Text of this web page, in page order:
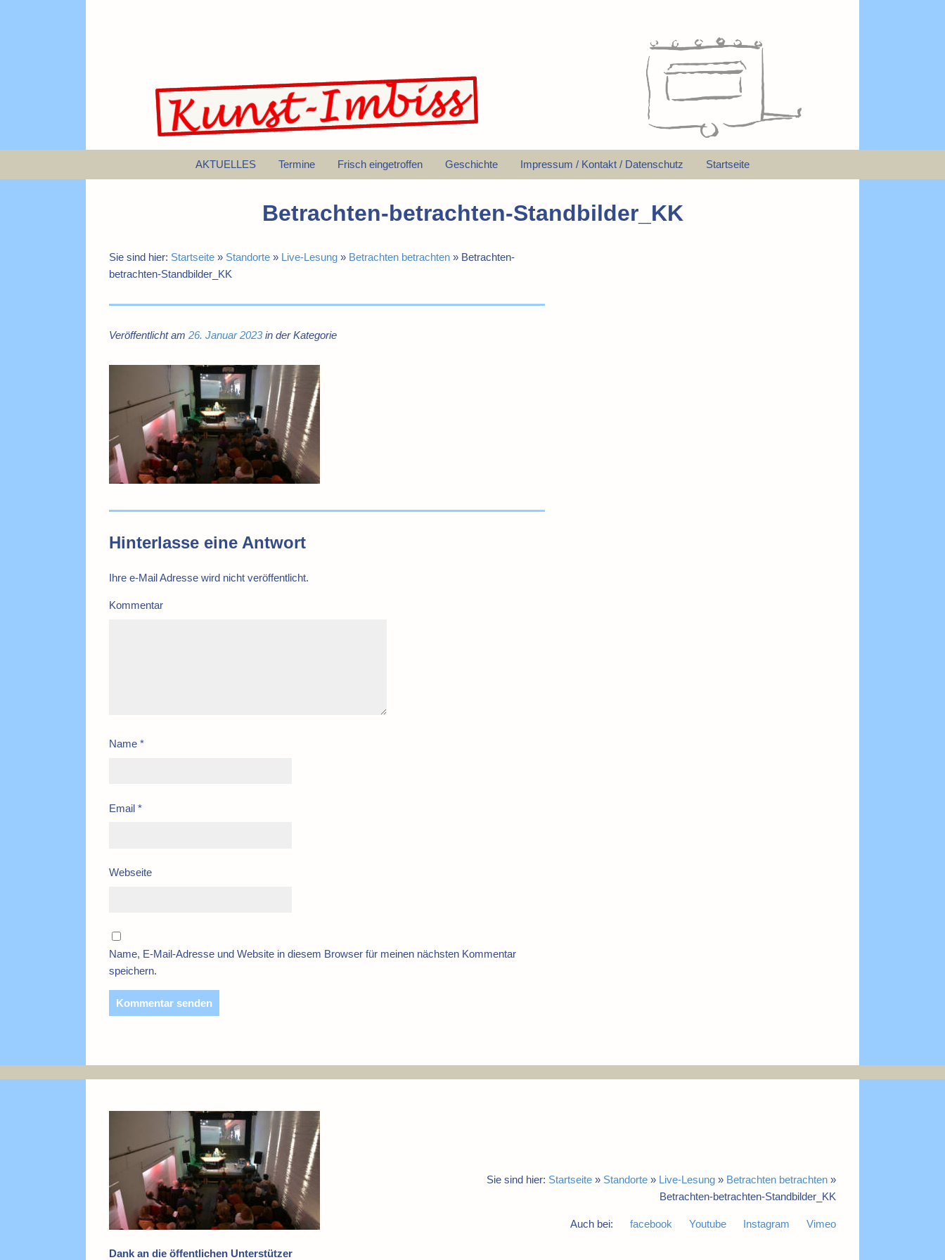
AKTUELLES Termine Frisch eingetroffen Geschichte Impressum / Kontakt / Datenschutz Startseite
Betrachten-betrachten-Standbilder_KK
Sie sind hier: Startseite » Standorte » Live-Lesung » Betrachten betrachten » Betrachten-
betrachten-Standbilder_KK
Veröffentlicht am 26. Januar 2023in der Kategorie
Hinterlasse eine Antwort
Ihre e-Mail Adresse wird nicht veröffentlicht.
Kommentar
Name *
Email *
Webseite
Name, E-Mail-Adresse und Website in diesem Browser für meinen nächsten Kommentar
speichern.
Dank an die öffentlichen Unterstützer
Sie sind hier: Startseite » Standorte » Live-Lesung » Betrachten betrachten »
Betrachten-betrachten-Standbilder_KK
Auch bei: facebook Youtube Instagram Vimeo